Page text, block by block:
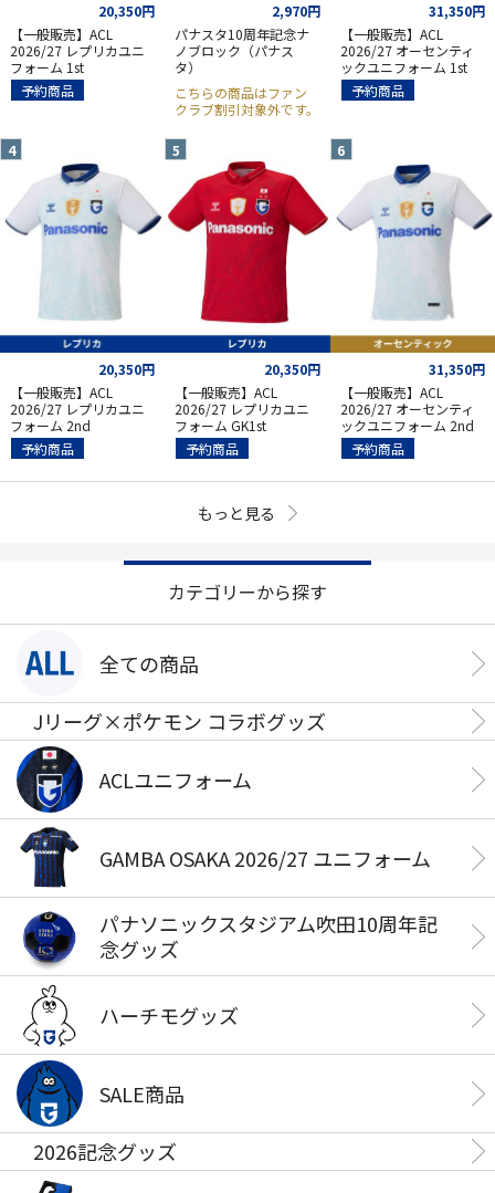
20,350円
【一般販売】ACL
2026/27 レプリカユニ
フォーム 1st
予約商品
2,970円
パナスタ10周年記念ナ
ノブロック（パナス
タ）
こちらの商品はファン
クラブ割引対象外です。
31,350円
【一般販売】ACL
2026/27 オーセンティ
ックユニフォーム 1st
予約商品
20,350円
【一般販売】ACL
2026/27 レプリカユニ
フォーム 2nd
予約商品
20,350円
【一般販売】ACL
2026/27 レプリカユニ
フォーム GK1st
予約商品
31,350円
【一般販売】ACL
2026/27 オーセンティ
ックユニフォーム 2nd
予約商品
もっと見る
カテゴリーから探す
全ての商品
Jリーグ×ポケモン コラボグッズ
ACLユニフォーム
GAMBA OSAKA 2026/27 ユニフォーム
パナソニックスタジアム吹田10周年記
念グッズ
ハーチモグッズ
SALE商品
2026記念グッズ